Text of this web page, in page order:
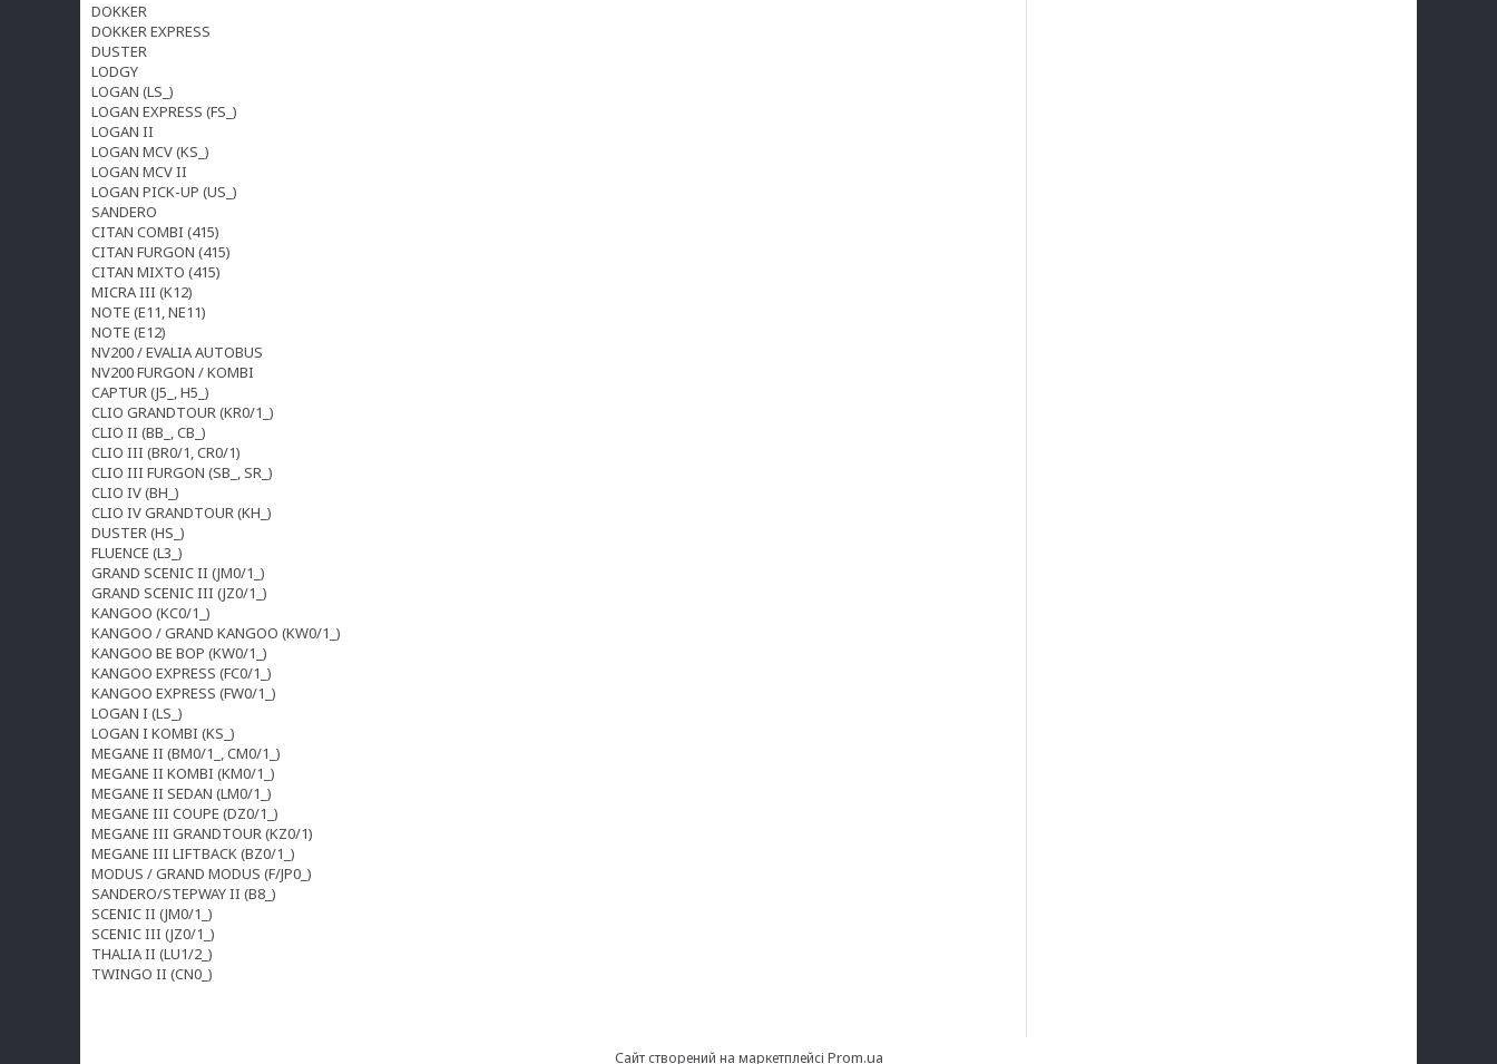
DOKKER
DOKKER EXPRESS
DUSTER
LODGY
LOGAN (LS_)
LOGAN EXPRESS (FS_)
LOGAN II
LOGAN MCV (KS_)
LOGAN MCV II
LOGAN PICK-UP (US_)
SANDERO
CITAN COMBI (415)
CITAN FURGON (415)
CITAN MIXTO (415)
MICRA III (K12)
NOTE (E11, NE11)
NOTE (E12)
NV200 / EVALIA AUTOBUS
NV200 FURGON / KOMBI
CAPTUR (J5_, H5_)
CLIO GRANDTOUR (KR0/1_)
CLIO II (BB_, CB_)
CLIO III (BR0/1, CR0/1)
CLIO III FURGON (SB_, SR_)
CLIO IV (BH_)
CLIO IV GRANDTOUR (KH_)
DUSTER (HS_)
FLUENCE (L3_)
GRAND SCENIC II (JM0/1_)
GRAND SCENIC III (JZ0/1_)
KANGOO (KC0/1_)
KANGOO / GRAND KANGOO (KW0/1_)
KANGOO BE BOP (KW0/1_)
KANGOO EXPRESS (FC0/1_)
KANGOO EXPRESS (FW0/1_)
LOGAN I (LS_)
LOGAN I KOMBI (KS_)
MEGANE II (BM0/1_, CM0/1_)
MEGANE II KOMBI (KM0/1_)
MEGANE II SEDAN (LM0/1_)
MEGANE III COUPE (DZ0/1_)
MEGANE III GRANDTOUR (KZ0/1)
MEGANE III LIFTBACK (BZ0/1_)
MODUS / GRAND MODUS (F/JP0_)
SANDERO/STEPWAY II (B8_)
SCENIC II (JM0/1_)
SCENIC III (JZ0/1_)
THALIA II (LU1/2_)
TWINGO II (CN0_)
Сайт створений на маркетплейсі Prom.ua